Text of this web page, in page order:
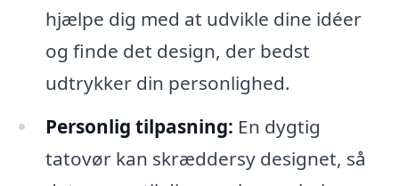
hjælpe dig med at udvikle dine idéer
og finde det design, der bedst
udtrykker din personlighed.
Personlig tilpasning: En dygtig
tatovør kan skræddersy designet, så